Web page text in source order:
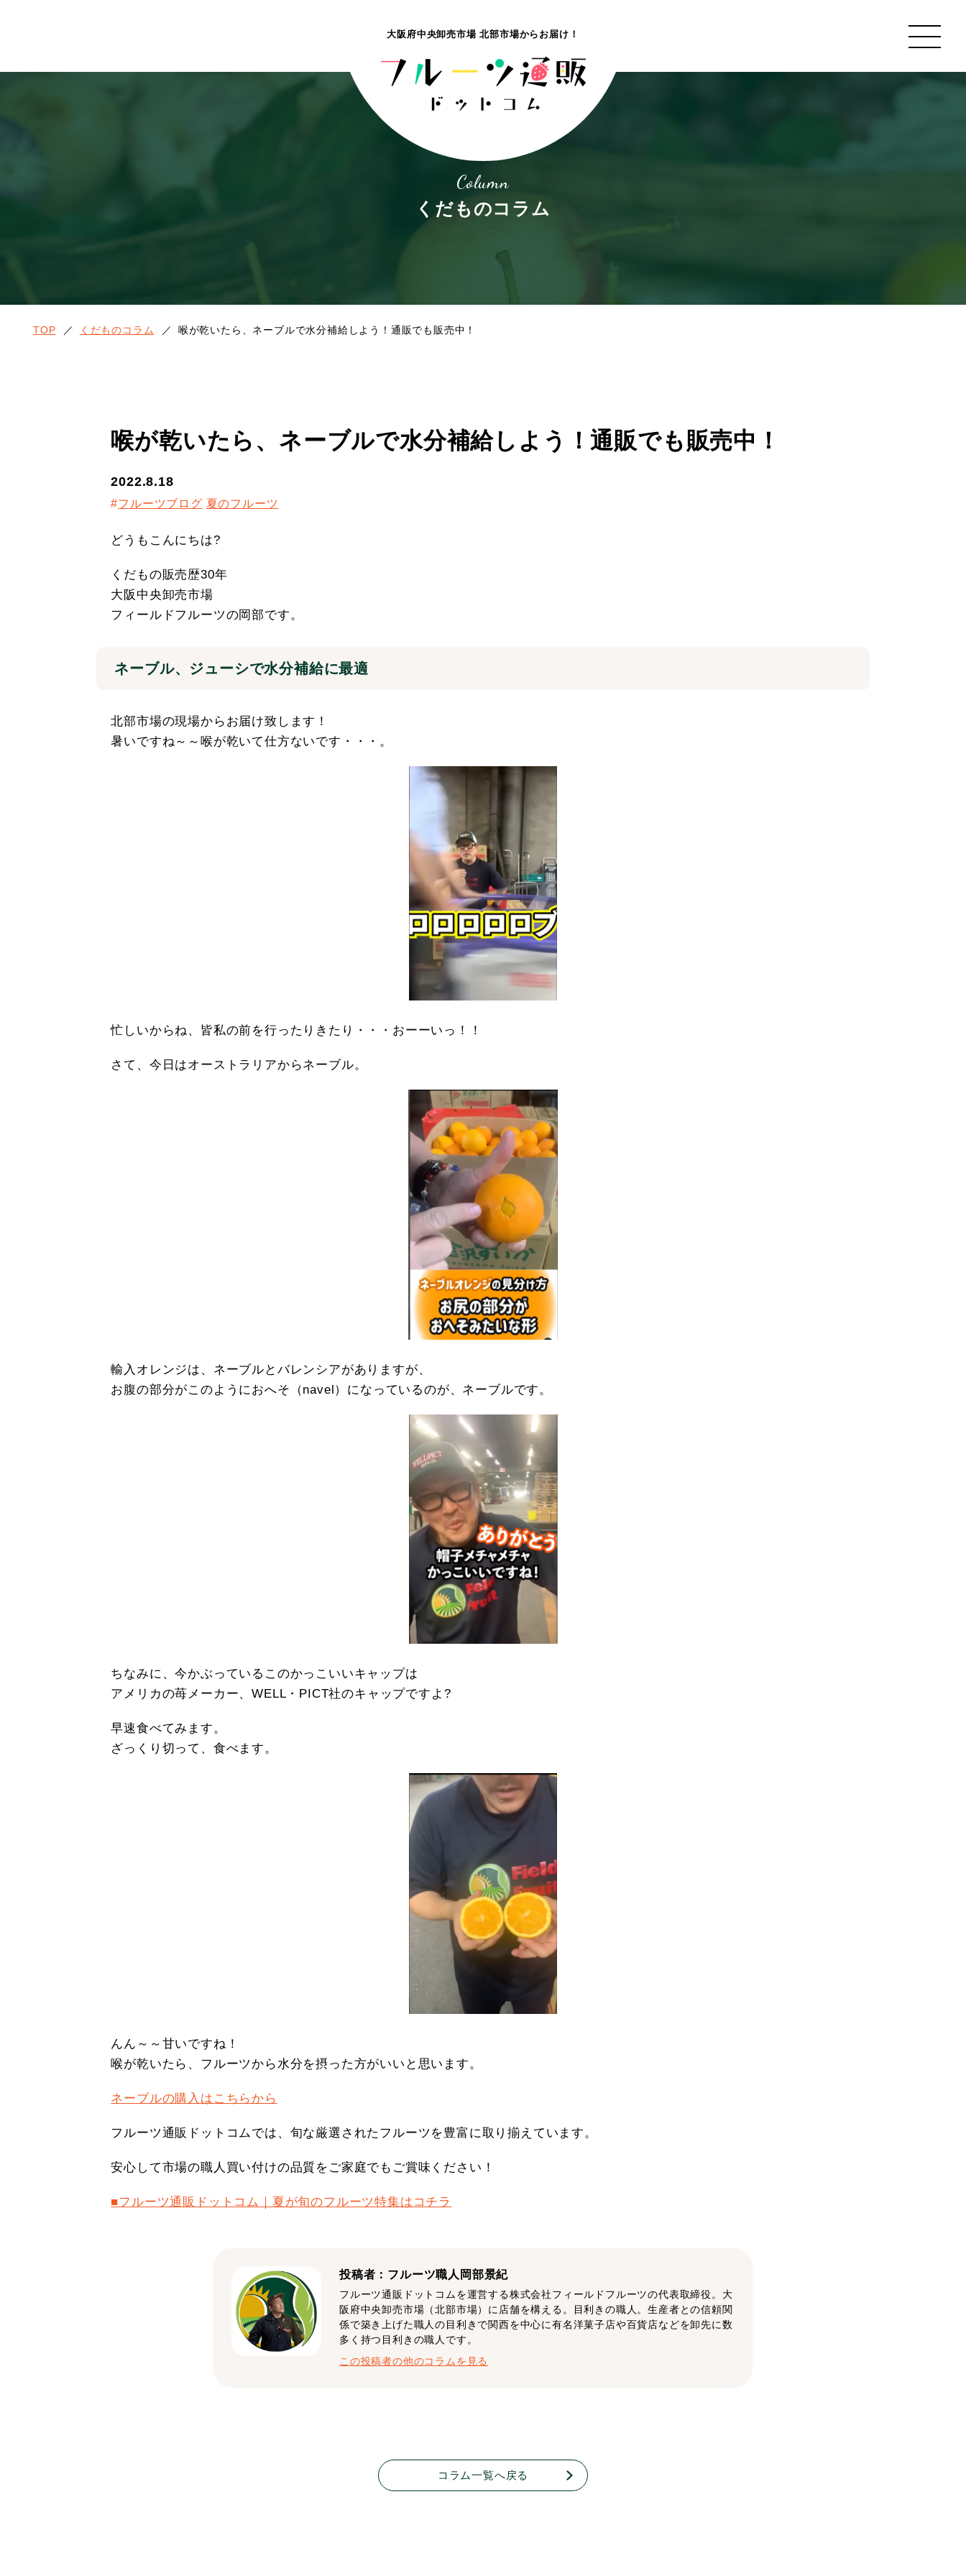
大阪府中央卸売市場 北部市場からお届け！
Column
くだものコラム
TOP ／ くだものコラム ／ 喉が乾いたら、ネーブルで水分補給しよう！通販でも販売中！
喉が乾いたら、ネーブルで水分補給しよう！通販でも販売中！
2022.8.18
フルーツブログ 夏のフルーツ
どうもこんにちは?
くだもの販売歴30年
大阪中央卸売市場
フィールドフルーツの岡部です。
ネーブル、ジューシで水分補給に最適
北部市場の現場からお届け致します！
暑いですね～～喉が乾いて仕方ないです・・・。
忙しいからね、皆私の前を行ったりきたり・・・おーーいっ！！
さて、今日はオーストラリアからネーブル。
輸入オレンジは、ネーブルとバレンシアがありますが、
お腹の部分がこのようにおへそ（navel）になっているのが、ネーブルです。
ちなみに、今かぶっているこのかっこいいキャップは
アメリカの苺メーカー、WELL・PICT社のキャップですよ?
早速食べてみます。
ざっくり切って、食べます。
んん～～甘いですね！
喉が乾いたら、フルーツから水分を摂った方がいいと思います。
ネーブルの購入はこちらから
フルーツ通販ドットコムでは、旬な厳選されたフルーツを豊富に取り揃えています。
安心して市場の職人買い付けの品質をご家庭でもご賞味ください！
■フルーツ通販ドットコム｜夏が旬のフルーツ特集はコチラ
投稿者：フルーツ職人岡部景紀
フルーツ通販ドットコムを運営する株式会社フィールドフルーツの代表取締役。大
阪府中央卸売市場（北部市場）に店舗を構える。目利きの職人。生産者との信頼関
係で築き上げた職人の目利きで関西を中心に有名洋菓子店や百貨店などを卸先に数
多く持つ目利きの職人です。
この投稿者の他のコラムを見る
コラム一覧へ戻る